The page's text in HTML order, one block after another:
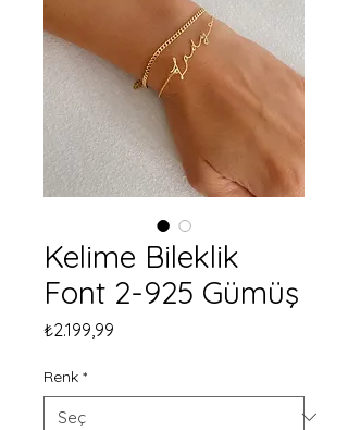
Kelime Bileklik
Font 2-925 Gümüş
₺2.199,99
Renk *